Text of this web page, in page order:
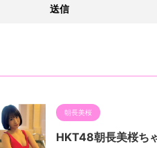
朝長美桜
HKT48朝長美桜ち